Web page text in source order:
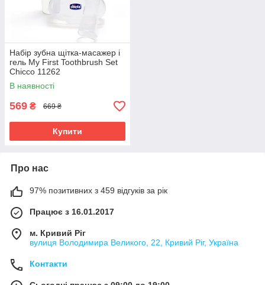
Набір зубна щітка-масажер і
гель My First Toothbrush Set
Chicco 11262
В наявності
569 ₴ 669 ₴
Купити
Про нас
97% позитивних з 459 відгуків за рік
Працює з 16.01.2017
м. Кривий Ріг
вулиця Володимира Великого, 22, Кривий Ріг, Україна
Контакти